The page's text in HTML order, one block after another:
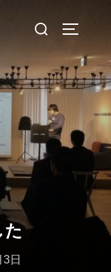
検
象:
た
日